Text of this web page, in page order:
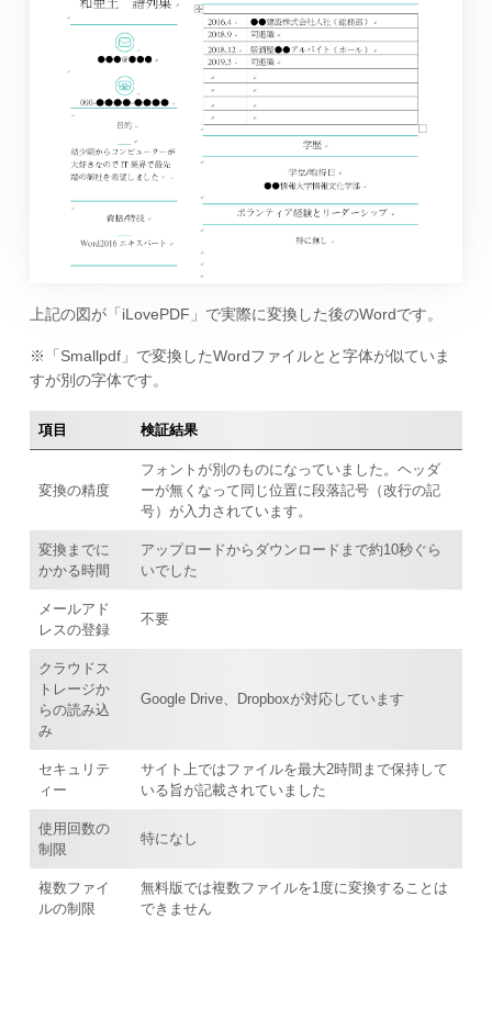
上記の図が「iLovePDF」で実際に変換した後のWordです。
※「Smallpdf」で変換したWordファイルとと字体が似ていま
すが別の字体です。
項目 検証結果
変換の精度
フォントが別のものになっていました。ヘッダ
ーが無くなって同じ位置に段落記号（改行の記
号）が入力されています。
変換までに
かかる時間
アップロードからダウンロードまで約10秒ぐら
いでした
メールアド
レスの登録
不要
クラウドス
トレージか
らの読み込
み
Google Drive、Dropboxが対応しています
セキュリテ
ィー
サイト上ではファイルを最大2時間まで保持して
いる旨が記載されていました
使用回数の
制限
特になし
複数ファイ
ルの制限
無料版では複数ファイルを1度に変換することは
できません